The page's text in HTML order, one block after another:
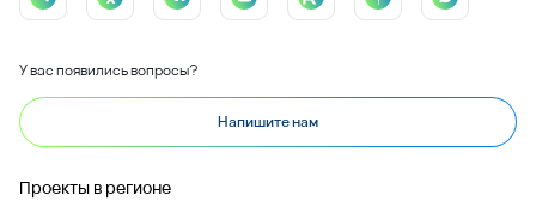
У вас появились вопросы?
Напишите нам
Проекты в регионе